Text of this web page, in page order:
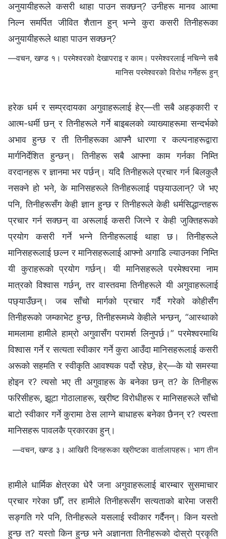
अनुयायीहरूले कसरी थाहा पाउन सक्छन्? उनीहरू मानव आत्मा
निल्न समर्पित जीवित शैतान हुन् भन्‍ने कुरा कसरी तिनीहरूका
अनुयायीहरूले थाहा पाउन सक्छन्?
—वचन, खण्ड १। परमेश्‍वरको देखापराइ र काम। परमेश्‍वरलाई नचिन्‍ने सबै
मानिस परमेश्‍वरको विरोध गर्नेहरू हुन्
हरेक धर्म र सम्प्रदायका अगुवाहरूलाई हेर्—ती सबै अहङ्कारी र
आत्म-धर्मी छन् र तिनीहरूले गर्ने बाइबलको व्याख्याहरूमा सन्दर्भको
अभाव हुन्छ र ती तिनीहरूका आफ्नै धारणा र कल्पनाहरूद्वारा
मार्गनिर्देशित हुन्छन्। तिनीहरू सबै आफ्ना काम गर्नका निम्ति
वरदानहरू र ज्ञानमा भर पर्छन्। यदि तिनीहरूले प्रचार गर्न बिलकुलै
नसक्‍ने हो भने, के मानिसहरूले तिनीहरूलाई पछ्याउलान्? जे भए
पनि, तिनीहरूसँग केही ज्ञान हुन्छ र तिनीहरूले केही धर्मसिद्धान्तहरू
प्रचार गर्न सक्छन् वा अरूलाई कसरी जित्ने र केही जुक्तिहरूको
प्रयोग कसरी गर्ने भन्‍ने तिनीहरूलाई थाहा छ। तिनीहरूले
मानिसहरूलाई छल्न र मानिसहरूलाई आफ्नो अगाडि ल्याउनका निम्ति
यी कुराहरूको प्रयोग गर्छन्। यी मानिसहरूले परमेश्‍वरमा नाम
मात्रको विश्‍वास गर्छन्, तर वास्तवमा तिनीहरूले यी अगुवाहरूलाई
पछ्याउँछन्। जब साँचो मार्गको प्रचार गर्दै गरेको कोहीसँग
तिनीहरूको जम्काभेट हुन्छ, तिनीहरूमध्ये केहीले भन्छन्, “आस्थाको
मामलामा हामीले हाम्रो अगुवासँग परामर्श लिनुपर्छ।” परमेश्‍वरमाथि
विश्‍वास गर्ने र सत्यता स्वीकार गर्ने कुरा आउँदा मानिसहरूलाई कसरी
अरूको सहमति र स्वीकृति आवश्यक पर्दो रहेछ, हेर्—के यो समस्या
होइन र? त्यसो भए ती अगुवाहरू के बनेका छन् त? के तिनीहरू
फरिसीहरू, झूटा गोठालाहरू, ख्रीष्ट विरोधीहरू र मानिसहरूले साँचो
बाटो स्वीकार गर्ने कुरामा ठेस लाग्‍ने बाधाहरू बनेका छैनन् र? त्यस्ता
मानिसहरू पावलकै प्रकारका हुन्।
—वचन, खण्ड ३। आखिरी दिनहरूका ख्रीष्टका वार्तालापहरू। भाग तीन
हामीले धार्मिक क्षेत्रका धेरै जना अगुवाहरूलाई बारम्‍बार सुसमाचार
प्रचार गरेका छौँ, तर हामीले तिनीहरूसँग सत्यताको बारेमा जसरी
सङ्गति गरे पनि, तिनीहरूले यसलाई स्वीकार गर्दैनन्। किन यस्तो
हुन्छ त? यस्तो किन हुन्छ भने अज्ञानता तिनीहरूको दोस्रो प्रकृति